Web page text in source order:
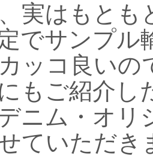
実はもとも
でサンプル
ッコ良いの
もご紹介し
ニム・オ
ていただき